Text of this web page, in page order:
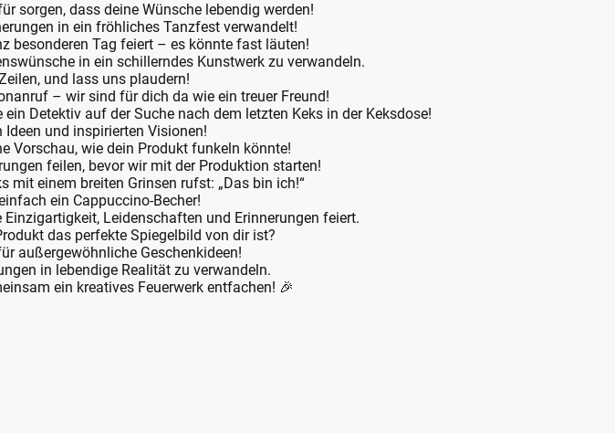
sorgen, dass deine Wünsche lebendig werden!
in ein fröhliches Tanzfest verwandelt!
besonderen Tag feiert – es könnte fast läuten!
in ein schillerndes Kunstwerk zu verwandeln.
und lass uns plaudern!
– wir sind für dich da wie ein treuer Freund!
Detektiv auf der Suche nach dem letzten Keks in der Keksdose!
und inspirierten Visionen!
Vorschau, wie dein Produkt funkeln könnte!
feilen, bevor wir mit der Produktion starten!
mit einem breiten Grinsen rufst: „Das bin ich!“
ein Cappuccino-Becher!
Leidenschaften und Erinnerungen feiert.
das perfekte Spiegelbild von dir ist?
außergewöhnliche Geschenkideen!
in lebendige Realität zu verwandeln.
ein kreatives Feuerwerk entfachen! 🎉